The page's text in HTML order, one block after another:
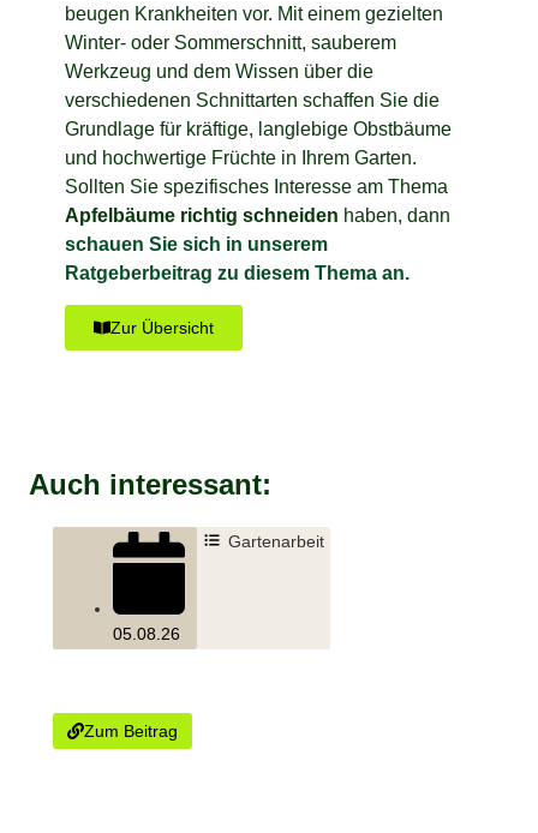
beugen Krankheiten vor. Mit einem gezielten
Winter- oder Sommerschnitt, sauberem
Werkzeug und dem Wissen über die
verschiedenen Schnittarten schaffen Sie die
Grundlage für kräftige, langlebige Obstbäume
und hochwertige Früchte in Ihrem Garten.
Sollten Sie spezifisches Interesse am Thema
Apfelbäume richtig schneiden haben, dann
schauen Sie sich in unserem
Ratgeberbeitrag zu diesem Thema an.
Zur Übersicht
Auch interessant:
05.08.26
Gartenarbeit
Zum Beitrag